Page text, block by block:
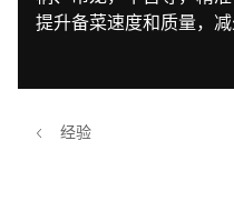
提升备菜速度和质量，
经验